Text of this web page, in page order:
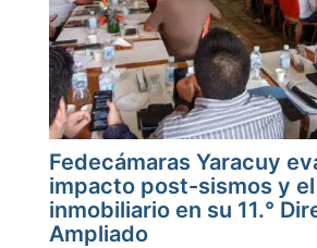
Fedecámaras Yaracuy
impacto post-sismos y
inmobiliario en su 11.°
Ampliado